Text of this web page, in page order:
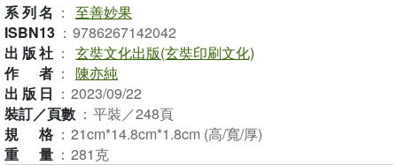
系列名 ： 至善妙果
ISBN13 ： 9786267142042
出版社 ： 玄奘文化出版(玄奘印刷文化)
作者 ： 陳亦純
出版日 ： 2023/09/22
裝訂／頁數 ： 平裝／248頁
規格 ： 21cm*14.8cm*1.8cm (高/寬/厚)
重量 ： 281克